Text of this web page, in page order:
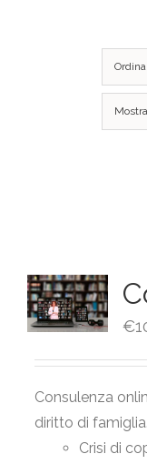
Mostra
€
Consulenza
diritto di
Crisi di